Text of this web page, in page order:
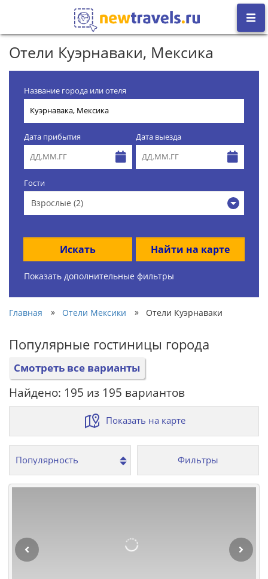
Отели Куэрнаваки, Мексика
Название города или отеля
Дата прибытия Дата выезда
Гости
Взрослые (2)
Искать Найти на карте
Показать дополнительные фильтры
Главная » Отели Мексики » Отели Куэрнаваки
Популярные гостиницы города
Смотреть все варианты
Найдено: 195 из 195 вариантов
Показать на карте
Фильтры